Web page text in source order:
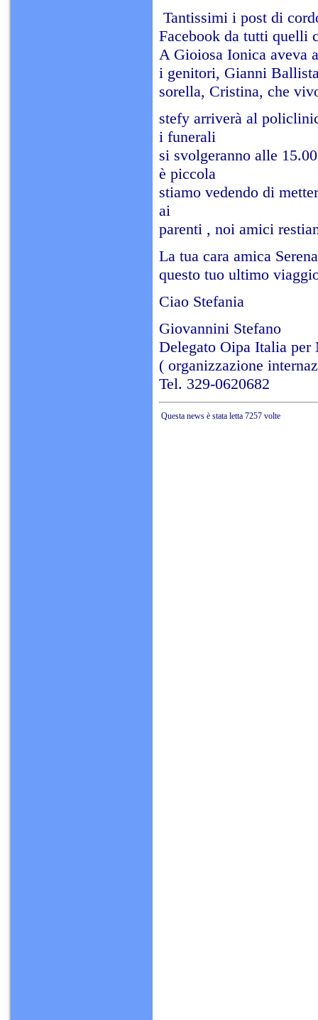
Tantissimi i post di
Facebook da tutti quelli
A Gioiosa Ionica aveva
i genitori, Gianni
sorella, Cristina, che
stefy arriverà al
i funerali
si svolgeranno alle
è piccola
stiamo vedendo di
ai
parenti , noi amici
La tua cara amica
questo tuo ultimo
Ciao Stefania
Giovannini Stefano
Delegato Oipa Italia per
( organizzazione
Tel. 329-0620682
Questa news è stata letta 7257 volte